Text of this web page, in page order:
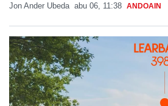
Jon Ander Ubeda abu 06, 11:38 ANDOAIN